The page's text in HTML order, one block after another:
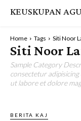
KEUSKUPAN
Home Tags Siti Noor
Siti Noor
Sample Category
consectetur
ut labore et dolore
BERITA KAJ